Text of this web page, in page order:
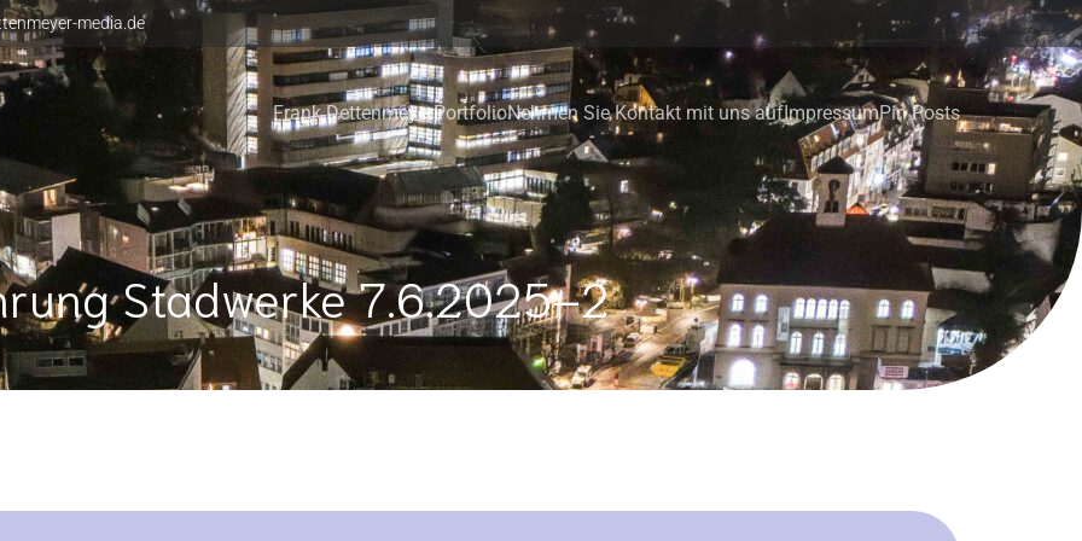
media.de
Frank DettenmeyerPortfolioNehmen Sie Kontakt mit uns aufImpressumPin Posts
Stadwerke 7.6.2025–2